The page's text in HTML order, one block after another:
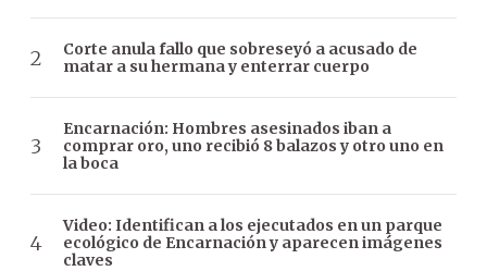
Corte anula fallo que sobreseyó a acusado de
matar a su hermana y enterrar cuerpo
Encarnación: Hombres asesinados iban a
comprar oro, uno recibió 8 balazos y otro uno en
la boca
Video: Identifican a los ejecutados en un parque
ecológico de Encarnación y aparecen imágenes
claves